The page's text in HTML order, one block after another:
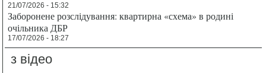
21/07/2026 - 15:32
Заборонене розслідування: квартирна «схема» в родині
очільника ДБР
17/07/2026 - 18:27
з відео